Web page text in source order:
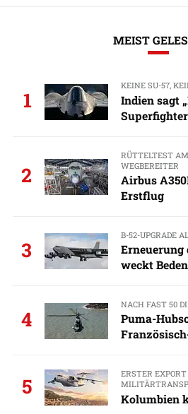
MEIST
1
KEINE SU-57,
Indien sagt
Superfighter
2
RÜTTELTEST
WEGBEREITER
Airbus
Erstflug
3
B-52-UPGRADE
weckt
4
NACH FAST 50
Puma-
5
ERSTER
Kolumbien